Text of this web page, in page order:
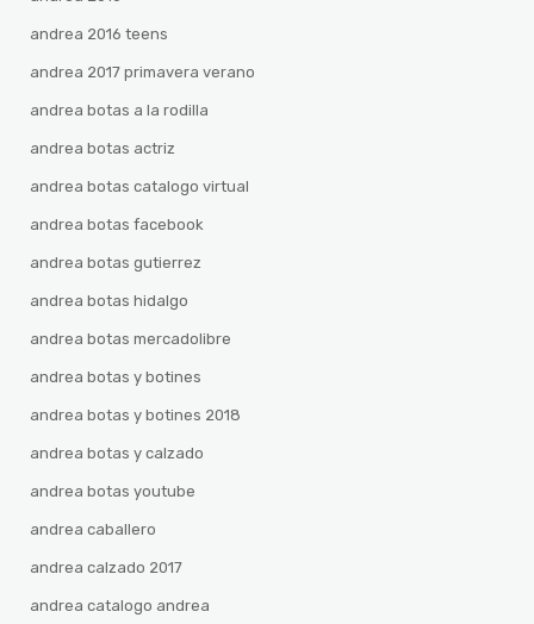
andrea 2016 teens
andrea 2017 primavera verano
andrea botas a la rodilla
andrea botas actriz
andrea botas catalogo virtual
andrea botas facebook
andrea botas gutierrez
andrea botas hidalgo
andrea botas mercadolibre
andrea botas y botines
andrea botas y botines 2018
andrea botas y calzado
andrea botas youtube
andrea caballero
andrea calzado 2017
andrea catalogo andrea